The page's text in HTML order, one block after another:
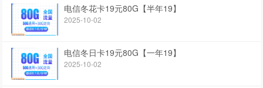
电信冬花卡19元80G【半年19】
2025-10-02
电信冬日卡19元80G【一年19】
2025-10-02